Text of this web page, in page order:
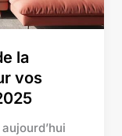
la
vos